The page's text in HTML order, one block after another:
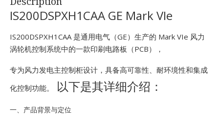
IS200DSPXH1CAA GE Mark VIe
IS200DSPXH1CAA 是通用电气（GE）生产的 Mark VIe 风力
涡轮机控制系统中的一款印刷电路板（PCB），
专为风力发电主控制柜设计，具备高可靠性、耐环境性和集成
化控制功能。
以下是其详细介绍：
一、产品背景与定位